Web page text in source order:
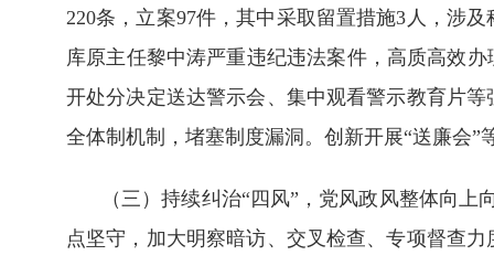
220条，立案97件，其中采取留置措施3人，涉
库原主任黎中涛严重违纪违法案件，高质高效
开处分决定送达警示会、集中观看警示教育片
全体制机制，堵塞制度漏洞。创新开展“送廉会
（三）持续纠治“四风”，党风政风整体向
点坚守，加大明察暗访、交叉检查、专项督查